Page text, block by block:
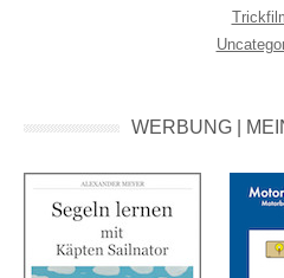
WERBUNG |